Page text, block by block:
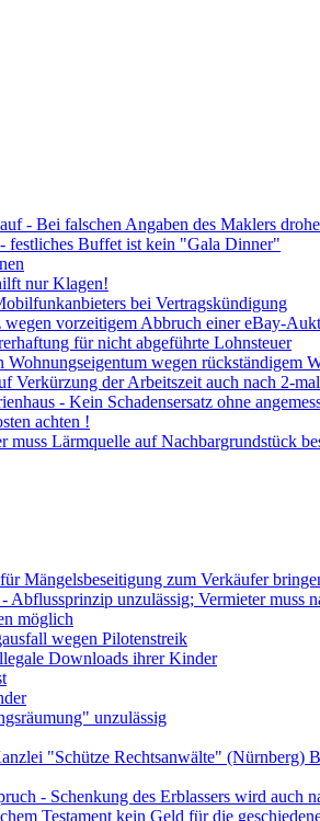
- Bei falschen Angaben des Maklers
festliches Buffet ist kein "Gala Dinner"
nur Klagen!
bei Vertragskündigung
wegen vorzeitigem Abbruch einer eBay-
für nicht abgeführte Lohnsteuer
wegen rückständigem
Verkürzung der Arbeitszeit auch nach 2-
- Kein Schadensersatz ohne
achten !
Lärmquelle auf Nachbargrundstück
Mängelsbeseitigung zum Verkäufer
unzulässig; Vermieter muss
möglich
wegen Pilotenstreik
Downloads ihrer Kinder
unzulässig
"Schütze Rechtsanwälte" (Nürnberg)
- Schenkung des Erblassers wird auch
Testament kein Geld für die